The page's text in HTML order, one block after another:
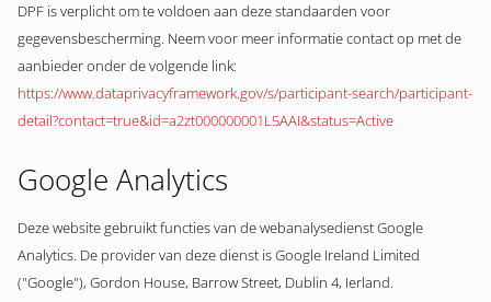
DPF is verplicht om te voldoen aan deze standaarden voor
gegevensbescherming. Neem voor meer informatie contact op met de
aanbieder onder de volgende link:
https://www.dataprivacyframework.gov/s/participant-search/participant-
detail?contact=true&id=a2zt000000001L5AAI&status=Active
Google Analytics
Deze website gebruikt functies van de webanalysedienst Google
Analytics. De provider van deze dienst is Google Ireland Limited
("Google"), Gordon House, Barrow Street, Dublin 4, Ierland.